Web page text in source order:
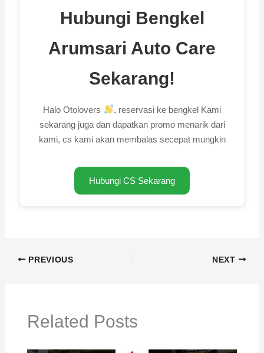
Hubungi Bengkel
Arumsari Auto Care
Sekarang!
Halo Otolovers
, reservasi ke bengkel Kami
sekarang juga dan dapatkan promo menarik dari
kami, cs kami akan membalas secepat mungkin
Hubungi CS Sekarang
PREVIOUS NEXT
Related Posts